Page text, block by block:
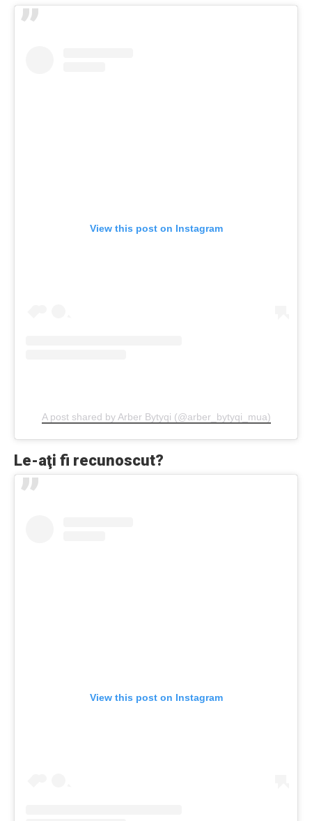
View this post on Instagram
A post shared by Arber Bytyqi (@arber_bytyqi_mua)
Le-aţi fi recunoscut?
View this post on Instagram